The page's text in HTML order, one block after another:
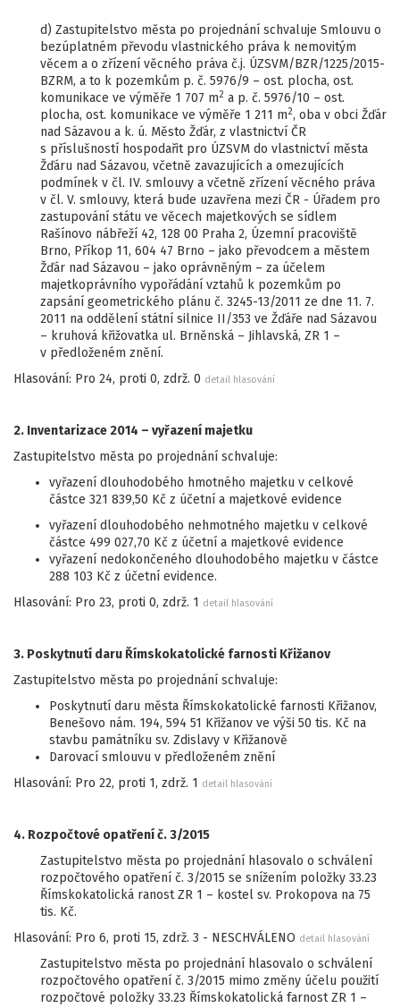
d) Zastupitelstvo města po projednání schvaluje Smlouvu o
bezúplatném převodu vlastnického práva k nemovitým
věcem a o zřízení věcného práva č.j. ÚZSVM/BZR/1225/2015-
BZRM, a to k pozemkům p. č. 5976/9 – ost. plocha, ost.
komunikace ve výměře 1 707 m2 a p. č. 5976/10 – ost.
plocha, ost. komunikace ve výměře 1 211 m2, oba v obci Žďár
nad Sázavou a k. ú. Město Žďár, z vlastnictví ČR
s příslušností hospodařit pro ÚZSVM do vlastnictví města
Žďáru nad Sázavou, včetně zavazujících a omezujících
podmínek v čl. IV. smlouvy a včetně zřízení věcného práva
v čl. V. smlouvy, která bude uzavřena mezi ČR - Úřadem pro
zastupování státu ve věcech majetkových se sídlem
Rašínovo nábřeží 42, 128 00 Praha 2, Územní pracoviště
Brno, Příkop 11, 604 47 Brno – jako převodcem a městem
Žďár nad Sázavou – jako oprávněným – za účelem
majetkoprávního vypořádání vztahů k pozemkům po
zapsání geometrického plánu č. 3245-13/2011 ze dne 11. 7.
2011 na oddělení státní silnice II/353 ve Žďáře nad Sázavou
– kruhová křižovatka ul. Brněnská – Jihlavská, ZR 1 –
v předloženém znění.
Hlasování: Pro 24, proti 0, zdrž. 0 detail hlasování
2. Inventarizace 2014 – vyřazení majetku
Zastupitelstvo města po projednání schvaluje:
vyřazení dlouhodobého hmotného majetku v celkové
částce 321 839,50 Kč z účetní a majetkové evidence
vyřazení dlouhodobého nehmotného majetku v celkové
částce 499 027,70 Kč z účetní a majetkové evidence
vyřazení nedokončeného dlouhodobého majetku v částce
288 103 Kč z účetní evidence.
Hlasování: Pro 23, proti 0, zdrž. 1 detail hlasování
3. Poskytnutí daru Římskokatolické farnosti Křižanov
Zastupitelstvo města po projednání schvaluje:
Poskytnutí daru města Římskokatolické farnosti Křižanov,
Benešovo nám. 194, 594 51 Křižanov ve výši 50 tis. Kč na
stavbu památníku sv. Zdislavy v Křižanově
Darovací smlouvu v předloženém znění
Hlasování: Pro 22, proti 1, zdrž. 1 detail hlasování
4. Rozpočtové opatření č. 3/2015
Zastupitelstvo města po projednání hlasovalo o schválení
rozpočtového opatření č. 3/2015 se snížením položky 33.23
Římskokatolická ranost ZR 1 – kostel sv. Prokopova na 75
tis. Kč.
Hlasování: Pro 6, proti 15, zdrž. 3 - NESCHVÁLENO detail hlasování
Zastupitelstvo města po projednání hlasovalo o schválení
rozpočtového opatření č. 3/2015 mimo změny účelu použití
rozpočtové položky 33.23 Římskokatolická farnost ZR 1 –